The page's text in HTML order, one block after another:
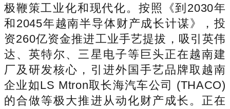
极鞭策工业化和现代化。按照《到2030年
和2045年越南半导体财产成长计谋》，投
资260亿资金推进工业手艺提拔，吸引英伟
达、英特尔、三星电子等巨头正在越南建
厂及研发核心，引进外国手艺品牌取越南
企业如LS Mtron取长海汽车公司 (THACO)
的合做等极大推进从动化财产成长。正在